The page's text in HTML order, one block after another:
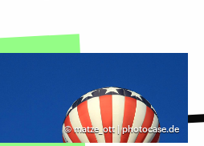
©matze_ott | photocase.de